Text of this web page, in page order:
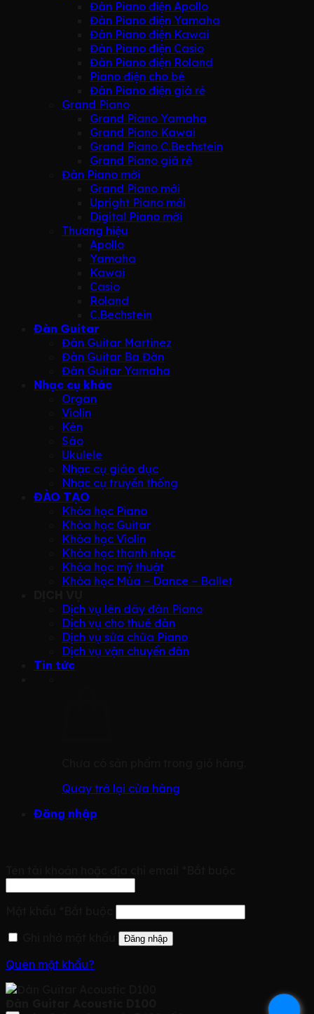
Đàn Piano điện Apollo
Đàn Piano điện Yamaha
Đàn Piano điện Kawai
Đàn Piano điện Casio
Đàn Piano điện Roland
Piano điện cho bé
Đàn Piano điện giá rẻ
Grand Piano
Grand Piano Yamaha
Grand Piano Kawai
Grand Piano C.Bechstein
Grand Piano giá rẻ
Đàn Piano mới
Grand Piano mới
Upright Piano mới
Digital Piano mới
Thương hiệu
Apollo
Yamaha
Kawai
Casio
Roland
C.Bechstein
Đàn Guitar
Đàn Guitar Martinez
Đàn Guitar Ba Đờn
Đàn Guitar Yamaha
Nhạc cụ khác
Organ
Violin
Kèn
Sáo
Ukulele
Nhạc cụ giáo dục
Nhạc cụ truyền thống
ĐÀO TẠO
Khóa học Piano
Khóa học Guitar
Khóa học Violin
Khóa học thanh nhạc
Khóa học mỹ thuật
Khóa học Múa – Dance – Ballet
Dịch vụ lên dây đàn Piano
Dịch vụ cho thuê đàn
Dịch vụ sửa chữa Piano
Dịch vụ vận chuyển đàn
Tin tức
Quay trở lại cửa hàng
Đăng nhập
Đăng nhập
Quên mật khẩu?